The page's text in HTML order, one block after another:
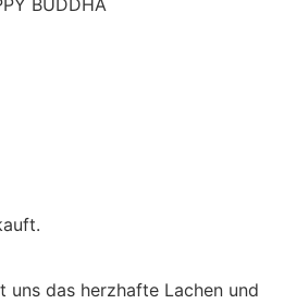
BUDDHA
uns das herzhafte Lachen und